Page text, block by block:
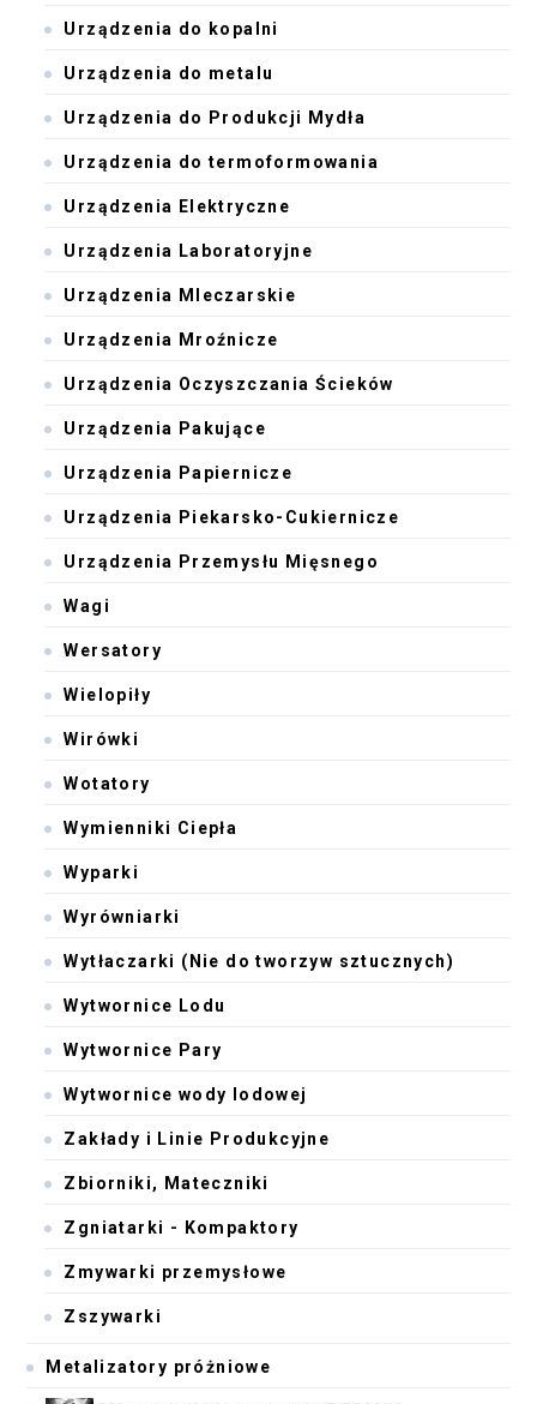
Urządzenia do kopalni
Urządzenia do metalu
Urządzenia do Produkcji Mydła
Urządzenia do termoformowania
Urządzenia Elektryczne
Urządzenia Laboratoryjne
Urządzenia Mleczarskie
Urządzenia Mroźnicze
Urządzenia Oczyszczania Ścieków
Urządzenia Pakujące
Urządzenia Papiernicze
Urządzenia Piekarsko-Cukiernicze
Urządzenia Przemysłu Mięsnego
Wagi
Wersatory
Wielopiły
Wirówki
Wotatory
Wymienniki Ciepła
Wyparki
Wyrówniarki
Wytłaczarki (Nie do tworzyw sztucznych)
Wytwornice Lodu
Wytwornice Pary
Wytwornice wody lodowej
Zakłady i Linie Produkcyjne
Zbiorniki, Mateczniki
Zgniatarki - Kompaktory
Zmywarki przemysłowe
Zszywarki
Metalizatory próżniowe